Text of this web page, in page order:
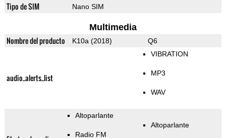
Tipo de SIM Nano SIM
Multimedia
Nombre del producto K10a (2018) Q6
audio_alerts_list
VIBRATION
MP3
WAV
Altoparlante
Radio FM
Altoparlante